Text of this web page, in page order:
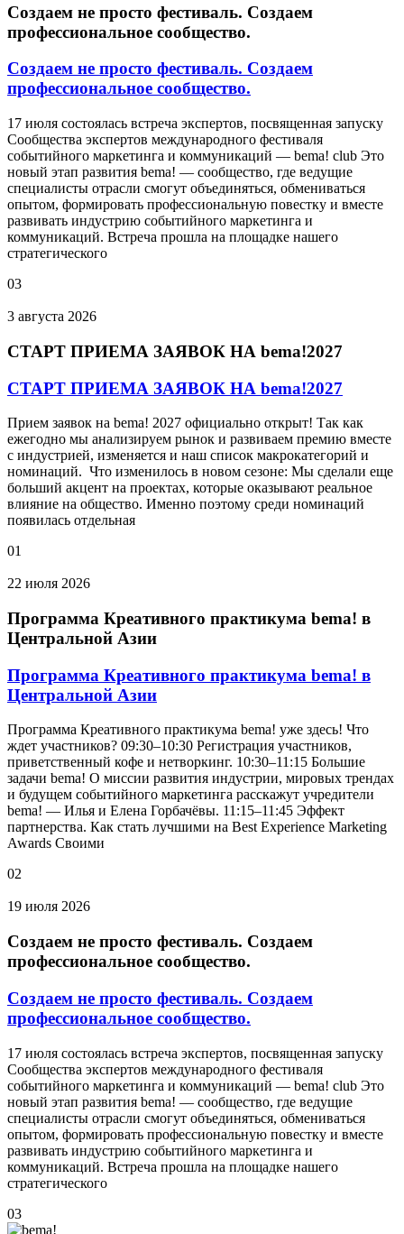
Создаем не просто фестиваль. Создаем
профессиональное сообщество.
Создаем не просто фестиваль. Создаем
профессиональное сообщество.
17 июля состоялась встреча экспертов, посвященная запуску
Сообщества экспертов международного фестиваля
событийного маркетинга и коммуникаций — bema! club Это
новый этап развития bema! — сообщество, где ведущие
специалисты отрасли смогут объединяться, обмениваться
опытом, формировать профессиональную повестку и вместе
развивать индустрию событийного маркетинга и
коммуникаций. Встреча прошла на площадке нашего
стратегического
03
3 августа 2026
СТАРТ ПРИЕМА ЗАЯВОК НА bema!2027
СТАРТ ПРИЕМА ЗАЯВОК НА bema!2027
Прием заявок на bema! 2027 официально открыт! Так как
ежегодно мы анализируем рынок и развиваем премию вместе
с индустрией, изменяется и наш список макрокатегорий и
номинаций. Что изменилось в новом сезоне: Мы сделали еще
больший акцент на проектах, которые оказывают реальное
влияние на общество. Именно поэтому среди номинаций
появилась отдельная
01
22 июля 2026
Программа Креативного практикума bema! в
Центральной Азии
Программа Креативного практикума bema! в
Центральной Азии
Программа Креативного практикума bema! уже здесь! Что
ждет участников? 09:30–10:30 Регистрация участников,
приветственный кофе и нетворкинг. 10:30–11:15 Большие
задачи bema! О миссии развития индустрии, мировых трендах
и будущем событийного маркетинга расскажут учредители
bema! — Илья и Елена Горбачёвы. 11:15–11:45 Эффект
партнерства. Как стать лучшими на Best Experience Marketing
Awards Своими
02
19 июля 2026
Создаем не просто фестиваль. Создаем
профессиональное сообщество.
Создаем не просто фестиваль. Создаем
профессиональное сообщество.
17 июля состоялась встреча экспертов, посвященная запуску
Сообщества экспертов международного фестиваля
событийного маркетинга и коммуникаций — bema! club Это
новый этап развития bema! — сообщество, где ведущие
специалисты отрасли смогут объединяться, обмениваться
опытом, формировать профессиональную повестку и вместе
развивать индустрию событийного маркетинга и
коммуникаций. Встреча прошла на площадке нашего
стратегического
03